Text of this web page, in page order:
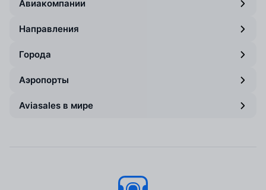
Авиакомпании
Направления
Города
Аэропорты
Aviasales в мире